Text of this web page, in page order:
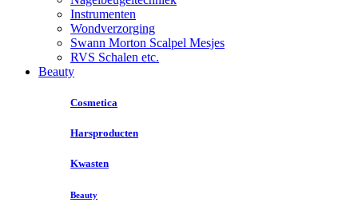
Instrumenten
Wondverzorging
Swann Morton Scalpel Mesjes
RVS Schalen etc.
Beauty
Cosmetica
Harsproducten
Kwasten
Beauty